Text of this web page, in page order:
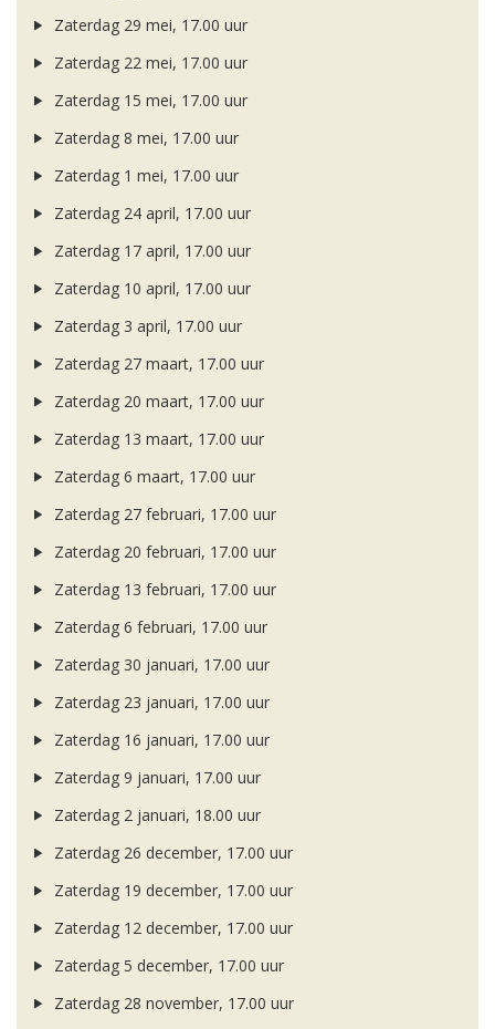
Zaterdag 29 mei, 17.00 uur
Zaterdag 22 mei, 17.00 uur
Zaterdag 15 mei, 17.00 uur
Zaterdag 8 mei, 17.00 uur
Zaterdag 1 mei, 17.00 uur
Zaterdag 24 april, 17.00 uur
Zaterdag 17 april, 17.00 uur
Zaterdag 10 april, 17.00 uur
Zaterdag 3 april, 17.00 uur
Zaterdag 27 maart, 17.00 uur
Zaterdag 20 maart, 17.00 uur
Zaterdag 13 maart, 17.00 uur
Zaterdag 6 maart, 17.00 uur
Zaterdag 27 februari, 17.00 uur
Zaterdag 20 februari, 17.00 uur
Zaterdag 13 februari, 17.00 uur
Zaterdag 6 februari, 17.00 uur
Zaterdag 30 januari, 17.00 uur
Zaterdag 23 januari, 17.00 uur
Zaterdag 16 januari, 17.00 uur
Zaterdag 9 januari, 17.00 uur
Zaterdag 2 januari, 18.00 uur
Zaterdag 26 december, 17.00 uur
Zaterdag 19 december, 17.00 uur
Zaterdag 12 december, 17.00 uur
Zaterdag 5 december, 17.00 uur
Zaterdag 28 november, 17.00 uur